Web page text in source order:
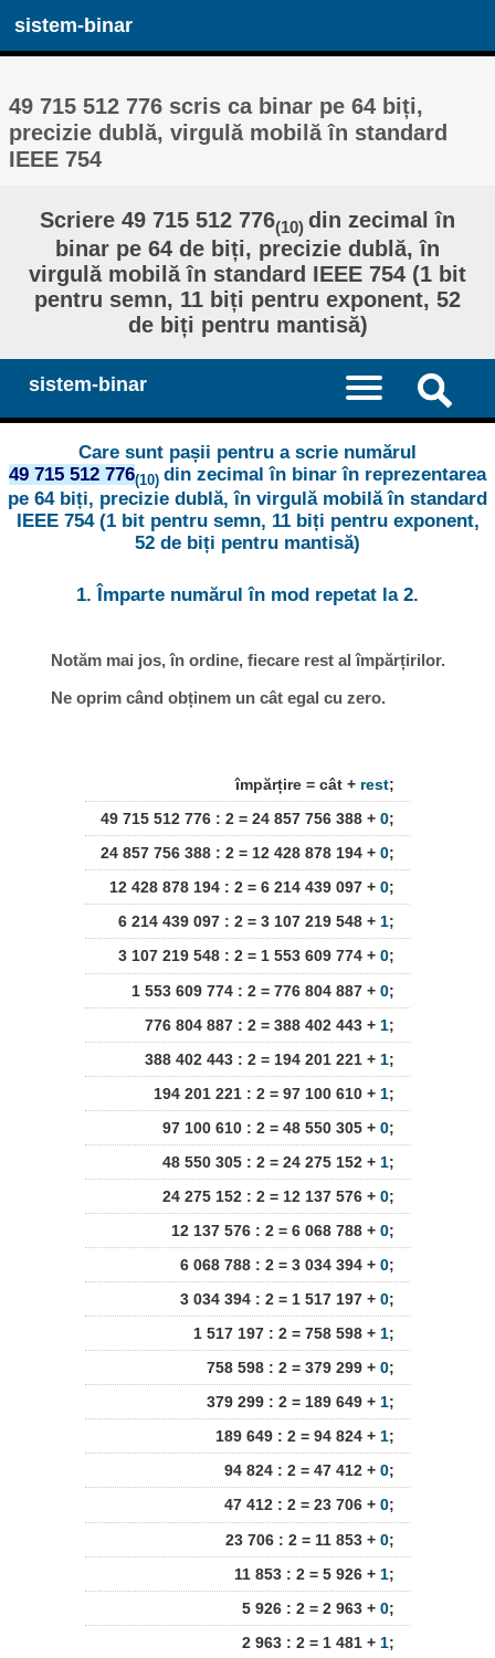
sistem-binar
49 715 512 776 scris ca binar pe 64 biți,
precizie dublă, virgulă mobilă în standard
IEEE 754
Scriere 49 715 512 776(10) din zecimal în
binar pe 64 de biți, precizie dublă, în
virgulă mobilă în standard IEEE 754 (1 bit
pentru semn, 11 biți pentru exponent, 52
de biți pentru mantisă)
sistem-binar
Care sunt pașii pentru a scrie numărul
49 715 512 776(10) din zecimal în binar în reprezentarea
pe 64 biți, precizie dublă, în virgulă mobilă în standard
IEEE 754 (1 bit pentru semn, 11 biți pentru exponent,
52 de biți pentru mantisă)
1. Împarte numărul în mod repetat la 2.
Notăm mai jos, în ordine, fiecare rest al împărțirilor.
Ne oprim când obținem un cât egal cu zero.
împărțire = cât + rest;
49 715 512 776 : 2 = 24 857 756 388 + 0;
24 857 756 388 : 2 = 12 428 878 194 + 0;
12 428 878 194 : 2 = 6 214 439 097 + 0;
6 214 439 097 : 2 = 3 107 219 548 + 1;
3 107 219 548 : 2 = 1 553 609 774 + 0;
1 553 609 774 : 2 = 776 804 887 + 0;
776 804 887 : 2 = 388 402 443 + 1;
388 402 443 : 2 = 194 201 221 + 1;
194 201 221 : 2 = 97 100 610 + 1;
97 100 610 : 2 = 48 550 305 + 0;
48 550 305 : 2 = 24 275 152 + 1;
24 275 152 : 2 = 12 137 576 + 0;
12 137 576 : 2 = 6 068 788 + 0;
6 068 788 : 2 = 3 034 394 + 0;
3 034 394 : 2 = 1 517 197 + 0;
1 517 197 : 2 = 758 598 + 1;
758 598 : 2 = 379 299 + 0;
379 299 : 2 = 189 649 + 1;
189 649 : 2 = 94 824 + 1;
94 824 : 2 = 47 412 + 0;
47 412 : 2 = 23 706 + 0;
23 706 : 2 = 11 853 + 0;
11 853 : 2 = 5 926 + 1;
5 926 : 2 = 2 963 + 0;
2 963 : 2 = 1 481 + 1;